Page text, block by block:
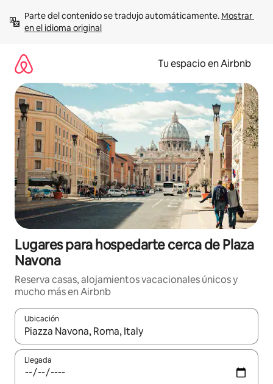
contenido
Parte del contenido se tradujo automáticamente. Mostrar
en el idioma original
Tu espacio en Airbnb
Lugares para hospedarte cerca de Plaza
Navona
Reserva casas, alojamientos vacacionales únicos y
mucho más en Airbnb
Ubicación
Cuando los resultados estén disponibles, podrás navegar
Llegada